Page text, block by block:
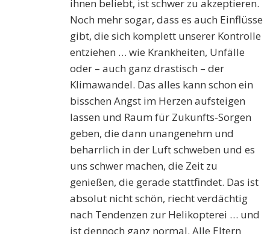
ihnen beliebt, ist schwer zu akzeptieren.
Noch mehr sogar, dass es auch Einflüsse
gibt, die sich komplett unserer Kontrolle
entziehen … wie Krankheiten, Unfälle
oder – auch ganz drastisch – der
Klimawandel. Das alles kann schon ein
bisschen Angst im Herzen aufsteigen
lassen und Raum für Zukunfts-Sorgen
geben, die dann unangenehm und
beharrlich in der Luft schweben und es
uns schwer machen, die Zeit zu
genießen, die gerade stattfindet. Das ist
absolut nicht schön, riecht verdächtig
nach Tendenzen zur Helikopterei … und
ist dennoch ganz normal. Alle Eltern